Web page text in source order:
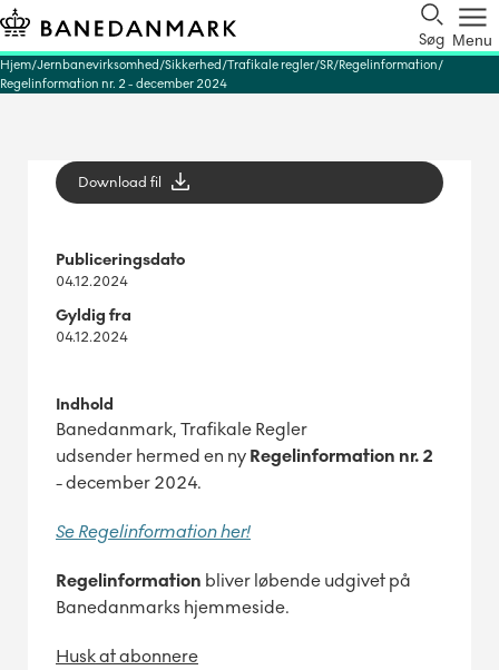
Søg Menu
Hjem Jernbanevirksomhed Sikkerhed Trafikale regler SR Regelinformation
Regelinformation nr. 2 - december 2024
Download fil
Publiceringsdato
04.12.2024
Gyldig fra
04.12.2024
Indhold
Banedanmark, Trafikale Regler
udsender hermed en ny Regelinformation nr. 2
- december 2024.
Se Regelinformation her!
Regelinformation bliver løbende udgivet på
Banedanmarks hjemmeside.
Husk at abonnere